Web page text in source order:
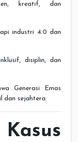
kreatif, dan
industri 4.0 dan
disiplin, dan
Generasi Emas
dan sejahtera.